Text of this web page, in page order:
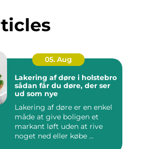
05. Aug
Lakering af døre i holstebro
sådan får du døre, der ser
ud som nye
Lakering af døre er en enkel
måde at give boligen et
markant løft uden at rive
noget ned eller købe ...